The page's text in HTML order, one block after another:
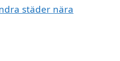
städer nära